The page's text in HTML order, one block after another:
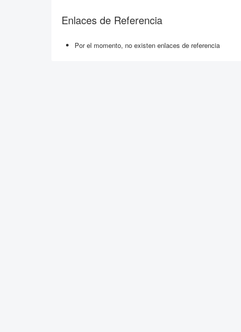
Enlaces de Referencia
Por el momento, no existen enlaces de referencia